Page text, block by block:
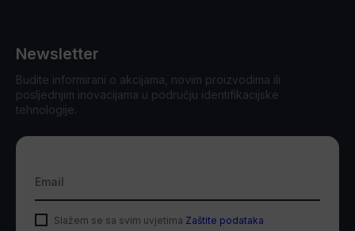
Newsletter
Budite informirani o akcijama, novim proizvodima ili
posljednjim inovacijama u području identifikacijske
tehnologije.
Email
Slažem se sa svim uvjetima Zaštite podataka